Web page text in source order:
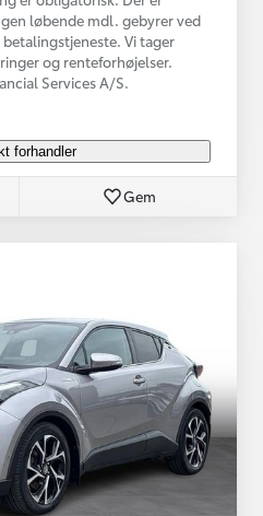
løbende mdl. gebyrer ved
Vi tager
og renteforhøjelser.
Services A/S.
forhandler
Gem